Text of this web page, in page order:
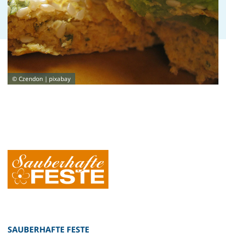
© Czendon | pixabay
SAUBERHAFTE FESTE